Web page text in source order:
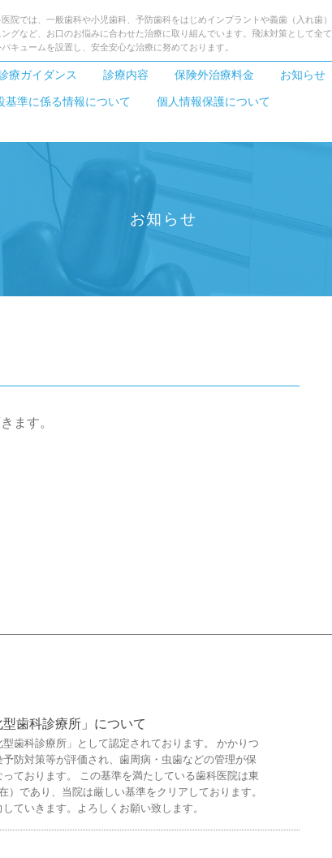
院では、一般歯科や小児歯科、予防歯科をはじめインプラントや義歯（入れ歯）
グなど、お口のお悩みに合わせた治療に取り組んでいます。飛沫対策として全て
キュームを設置し、安全安心な治療に努めております。
療ガイダンス 診療内容 保険外治療料金
お知らせ
基準に係る情報について
個人情報保護について
お知らせ
ます。
歯科診療所」について
歯科診療所」として認定されております。 かかりつ
防対策等が評価され、歯周病・虫歯などの管理が保
ております。 この基準を満たしている歯科医院は東
）であり、当院は厳しい基準をクリアしております。
ていきます。よろしくお願い致します。